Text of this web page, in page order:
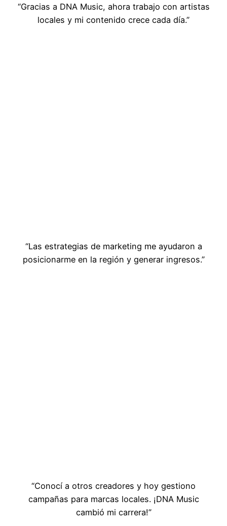
“Gracias a DNA Music, ahora trabajo con artistas
locales y mi contenido crece cada día.”
“Las estrategias de marketing me ayudaron a
posicionarme en la región y generar ingresos.”
“Conocí a otros creadores y hoy gestiono
campañas para marcas locales. ¡DNA Music
cambió mi carrera!”